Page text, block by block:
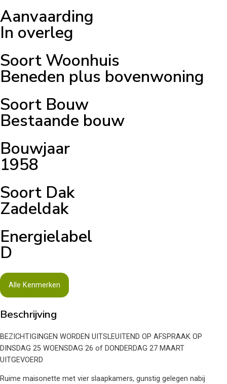
Aanvaarding
In overleg
Soort Woonhuis
Beneden plus bovenwoning
Soort Bouw
Bestaande bouw
Bouwjaar
1958
Soort Dak
Zadeldak
Energielabel
D
Alle Kenmerken
Beschrijving
BEZICHTIGINGEN WORDEN UITSLEUITEND OP AFSPRAAK OP
DINSDAG 25 WOENSDAG 26 of DONDERDAG 27 MAART
UITGEVOERD
Ruime maisonette met vier slaapkamers, gunstig gelegen nabij